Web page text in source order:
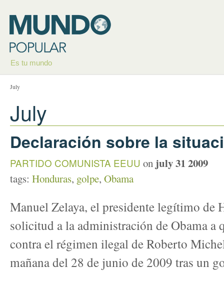
Es tu mundo
July
July
Declaración sobre la
PARTIDO COMUNISTA EEUU on july 31 2009
tags: Honduras, golpe, Obama
Manuel Zelaya, el presidente legítimo de
solicitud a la administración de Obama a
contra el régimen ilegal de Roberto
mañana del 28 de junio de 2009 tras un